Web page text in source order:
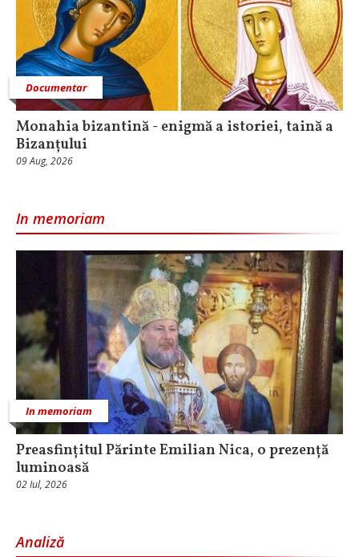
Documentar
Monahia bizantină - enigmă a istoriei, taină a
Bizanțului
09 Aug, 2026
In memoriam
In memoriam
Preasfințitul Părinte Emilian Nica, o prezență
luminoasă
02 Iul, 2026
Analiză